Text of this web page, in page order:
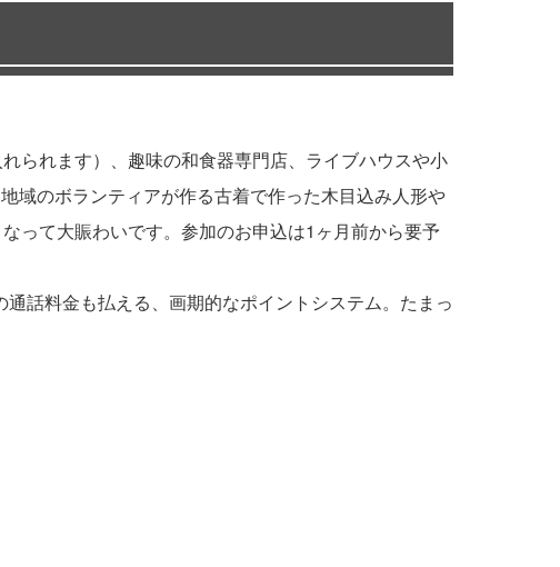
られます）、趣味の和食器専門店、ライブハウスや小
域のボランティアが作る古着で作った木目込み人形や
って大賑わいです。参加のお申込は1ヶ月前から要予
話料金も払える、画期的なポイントシステム。たまっ